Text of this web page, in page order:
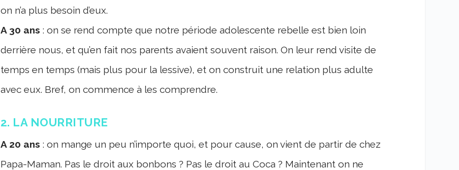
on n’a plus besoin d’eux.
A 30 ans : on se rend compte que notre période adolescente rebelle est bien loin
derrière nous, et qu’en fait nos parents avaient souvent raison. On leur rend visite de
temps en temps (mais plus pour la lessive), et on construit une relation plus adulte
avec eux. Bref, on commence à les comprendre.
2. LA NOURRITURE
A 20 ans : on mange un peu n’importe quoi, et pour cause, on vient de partir de chez
Papa-Maman. Pas le droit aux bonbons ? Pas le droit au Coca ? Maintenant on ne